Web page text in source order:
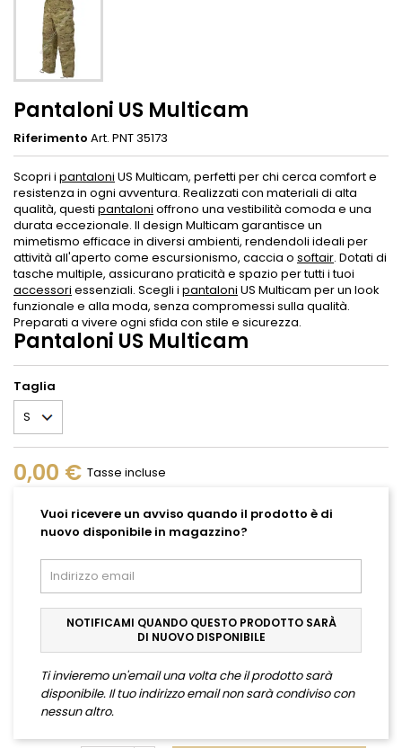
Pantaloni US Multicam
Riferimento Art. PNT 35173
Scopri i pantaloni US Multicam, perfetti per chi cerca comfort e
resistenza in ogni avventura. Realizzati con materiali di alta
qualità, questi pantaloni offrono una vestibilità comoda e una
durata eccezionale. Il design Multicam garantisce un
mimetismo efficace in diversi ambienti, rendendoli ideali per
attività all'aperto come escursionismo, caccia o softair. Dotati di
tasche multiple, assicurano praticità e spazio per tutti i tuoi
accessori essenziali. Scegli i pantaloni US Multicam per un look
funzionale e alla moda, senza compromessi sulla qualità.
Preparati a vivere ogni sfida con stile e sicurezza.
Pantaloni US Multicam
Taglia
0,00 € Tasse incluse
Vuoi ricevere un avviso quando il prodotto è di
nuovo disponibile in magazzino?
NOTIFICAMI QUANDO QUESTO PRODOTTO SARÀ
DI NUOVO DISPONIBILE
Ti invieremo un'email una volta che il prodotto sarà
disponibile. Il tuo indirizzo email non sarà condiviso con
nessun altro.